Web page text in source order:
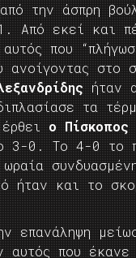
την άσπρη
Από εκεί και
που
ανοίγοντας στο
ήταν
τα
ο Πίσκοπος
3-0. Το 4-0 το
ήταν και το
επανάληψη
αυτός που